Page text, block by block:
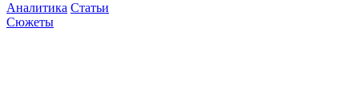
Аналитика Статьи
Сюжеты